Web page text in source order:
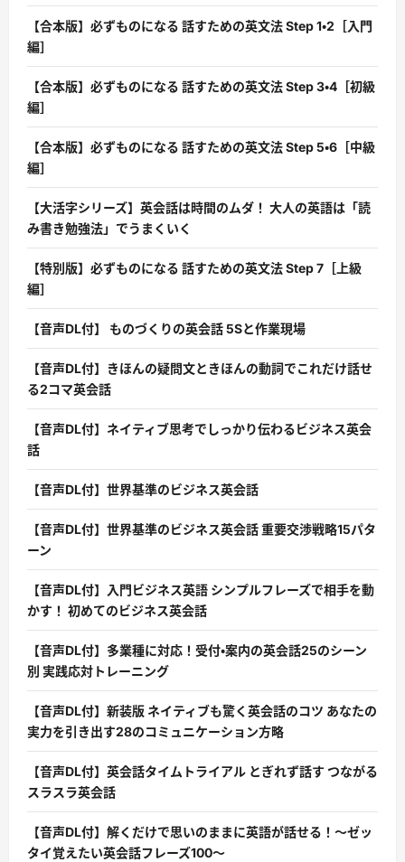
【合本版】必ずものになる 話すための英文法 Step 1・2［入門
編］
【合本版】必ずものになる 話すための英文法 Step 3・4［初級
編］
【合本版】必ずものになる 話すための英文法 Step 5・6［中級
編］
【大活字シリーズ】英会話は時間のムダ！ 大人の英語は「読
み書き勉強法」でうまくいく
【特別版】必ずものになる 話すための英文法 Step 7［上級
編］
【音声DL付】 ものづくりの英会話 5Sと作業現場
【音声DL付】きほんの疑問文ときほんの動詞でこれだけ話せ
る2コマ英会話
【音声DL付】ネイティブ思考でしっかり伝わるビジネス英会
話
【音声DL付】世界基準のビジネス英会話
【音声DL付】世界基準のビジネス英会話 重要交渉戦略15パタ
ーン
【音声DL付】入門ビジネス英語 シンプルフレーズで相手を動
かす！ 初めてのビジネス英会話
【音声DL付】多業種に対応！受付・案内の英会話25のシーン
別 実践応対トレーニング
【音声DL付】新装版 ネイティブも驚く英会話のコツ あなたの
実力を引き出す28のコミュニケーション方略
【音声DL付】英会話タイムトライアル とぎれず話す つながる
スラスラ英会話
【音声DL付】解くだけで思いのままに英語が話せる！〜ゼッ
タイ覚えたい英会話フレーズ100〜